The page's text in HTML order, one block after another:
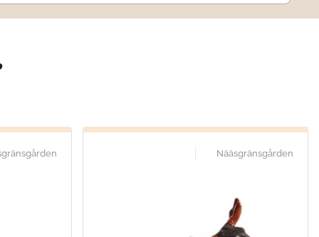
Nääsgränsgården